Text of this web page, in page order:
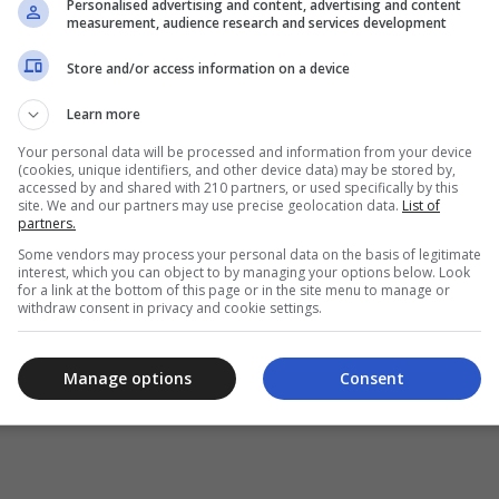
cuidadosamente calculadas para ser justas y accesibles,
El proceso simplificado es otra ventaja, ya que la mayoría de
reales en muchos casos.
se debe verificar que se cumplen con los requisitos básicos,
demostrar capacidad de pago. Luego, se pueden explorar las
a una de las sucursales para obtener más información.
por teléfono o en persona, proporcionando la información
Tras la evaluación y aprobación del perfil crediticio, los
avanzar con los planes sin retrasos.
opción debido a suadaptabilidad, con préstamos diseñados
necesaria para alcanzar metas financieras. Su eficiencia se
la solicitud hasta la aprobación. Además, su compromiso
posible, asegurando que cada solución financiera sea
Personalised advertising and content, advertising and content
measurement, audience research and services development
Store and/or access information on a device
Learn more
Your personal data will be processed and information from your device
(cookies, unique identifiers, and other device data) may be stored by,
accessed by and shared with 210 partners, or used specifically by this
site. We and our partners may use precise geolocation data. List of
partners.
Some vendors may process your personal data on the basis of legitimate
interest, which you can object to by managing your options below. Look
for a link at the bottom of this page or in the site menu to manage or
withdraw consent in privacy and cookie settings.
Consent
Manage options